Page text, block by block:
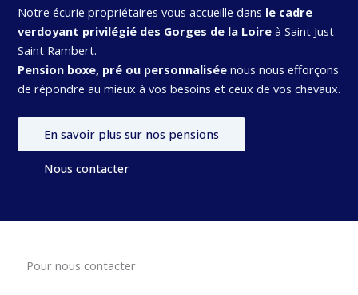
Notre écurie propriétaires vous accueille dans le cadre
verdoyant privilégié des Gorges de la Loireà Saint Just
Saint Rambert.
Pension boxe, pré ou personnaliséenous nous efforçons
de répondre au mieux à vos besoins et ceux de vos chevaux.
En savoir plus sur nos pensions
Nous contacter
Pour nous contacter